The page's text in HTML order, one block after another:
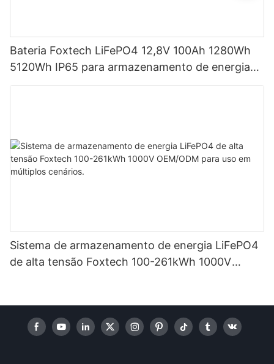
Bateria Foxtech LiFePO4 12,8V 100Ah 1280Wh
5120Wh IP65 para armazenamento de energia
em sistemas solares residenciais.
Sistema de armazenamento de energia LiFePO4
de alta tensão Foxtech 100-261kWh 1000V